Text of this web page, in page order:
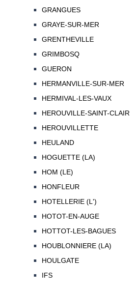
GRANGUES
GRAYE-SUR-MER
GRENTHEVILLE
GRIMBOSQ
GUERON
HERMANVILLE-SUR-MER
HERMIVAL-LES-VAUX
HEROUVILLE-SAINT-CLAIR
HEROUVILLETTE
HEULAND
HOGUETTE (LA)
HOM (LE)
HONFLEUR
HOTELLERIE (L')
HOTOT-EN-AUGE
HOTTOT-LES-BAGUES
HOUBLONNIERE (LA)
HOULGATE
IFS